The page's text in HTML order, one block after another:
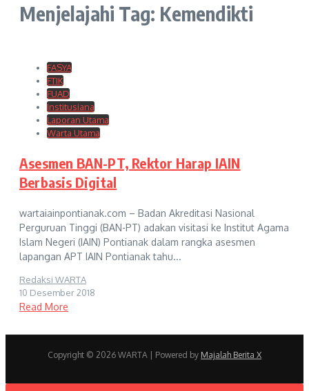
Menjelajahi Tag: Kemendikti
FASYA
FTIK
FUAD
Institusiana
Laporan Utama
Warta Utama
Asesmen BAN-PT, Rektor Harap IAIN
Berbasis Digital
wartaiainpontianak.com – Badan Akreditasi Nasional
Perguruan Tinggi (BAN-PT) adakan visitasi ke Institut Agama
Islam Negeri (IAIN) Pontianak dalam rangka asesmen
lapangan APT IAIN Pontianak tahu...
Redaksi WARTA
10 Desember 2018
Read More
Copyright © 2026 WARTA | Powered by Majalah Berita X